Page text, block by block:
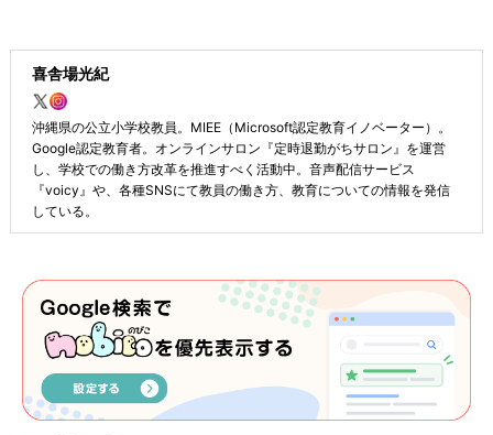
喜舎場光紀
沖縄県の公立小学校教員。MIEE（Microsoft認定教育イノベーター）。
Google認定教育者。オンラインサロン『定時退勤がちサロン』を運営
し、学校での働き方改革を推進すべく活動中。音声配信サービス
『voicy』や、各種SNSにて教員の働き方、教育についての情報を発信
している。